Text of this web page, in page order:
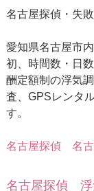
名古屋探偵・失
愛知県名古屋市
初、時間数・日
酬定額制の浮気
査、GPSレンタ
す。
名古屋探偵名古
名古屋探偵